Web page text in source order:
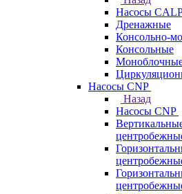
Насосы
Дренажные
Консольно-
Консольные
Насосы CNP
Назад
Насосы CNP